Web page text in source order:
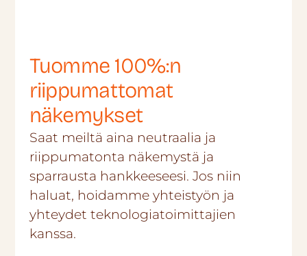
Tuomme 100%:n
riippumattomat
näkemykset
Saat meiltä aina neutraalia ja
riippumatonta näkemystä ja
sparrausta hankkeeseesi. Jos niin
haluat, hoidamme yhteistyön ja
yhteydet teknologiatoimittajien
kanssa.